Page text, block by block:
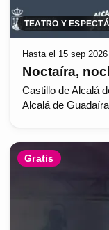
TEATRO Y
Hasta el 15 sep 2026
Noctaíra,
Castillo de Alcalá
Alcalá de Guadaíra
Gratis